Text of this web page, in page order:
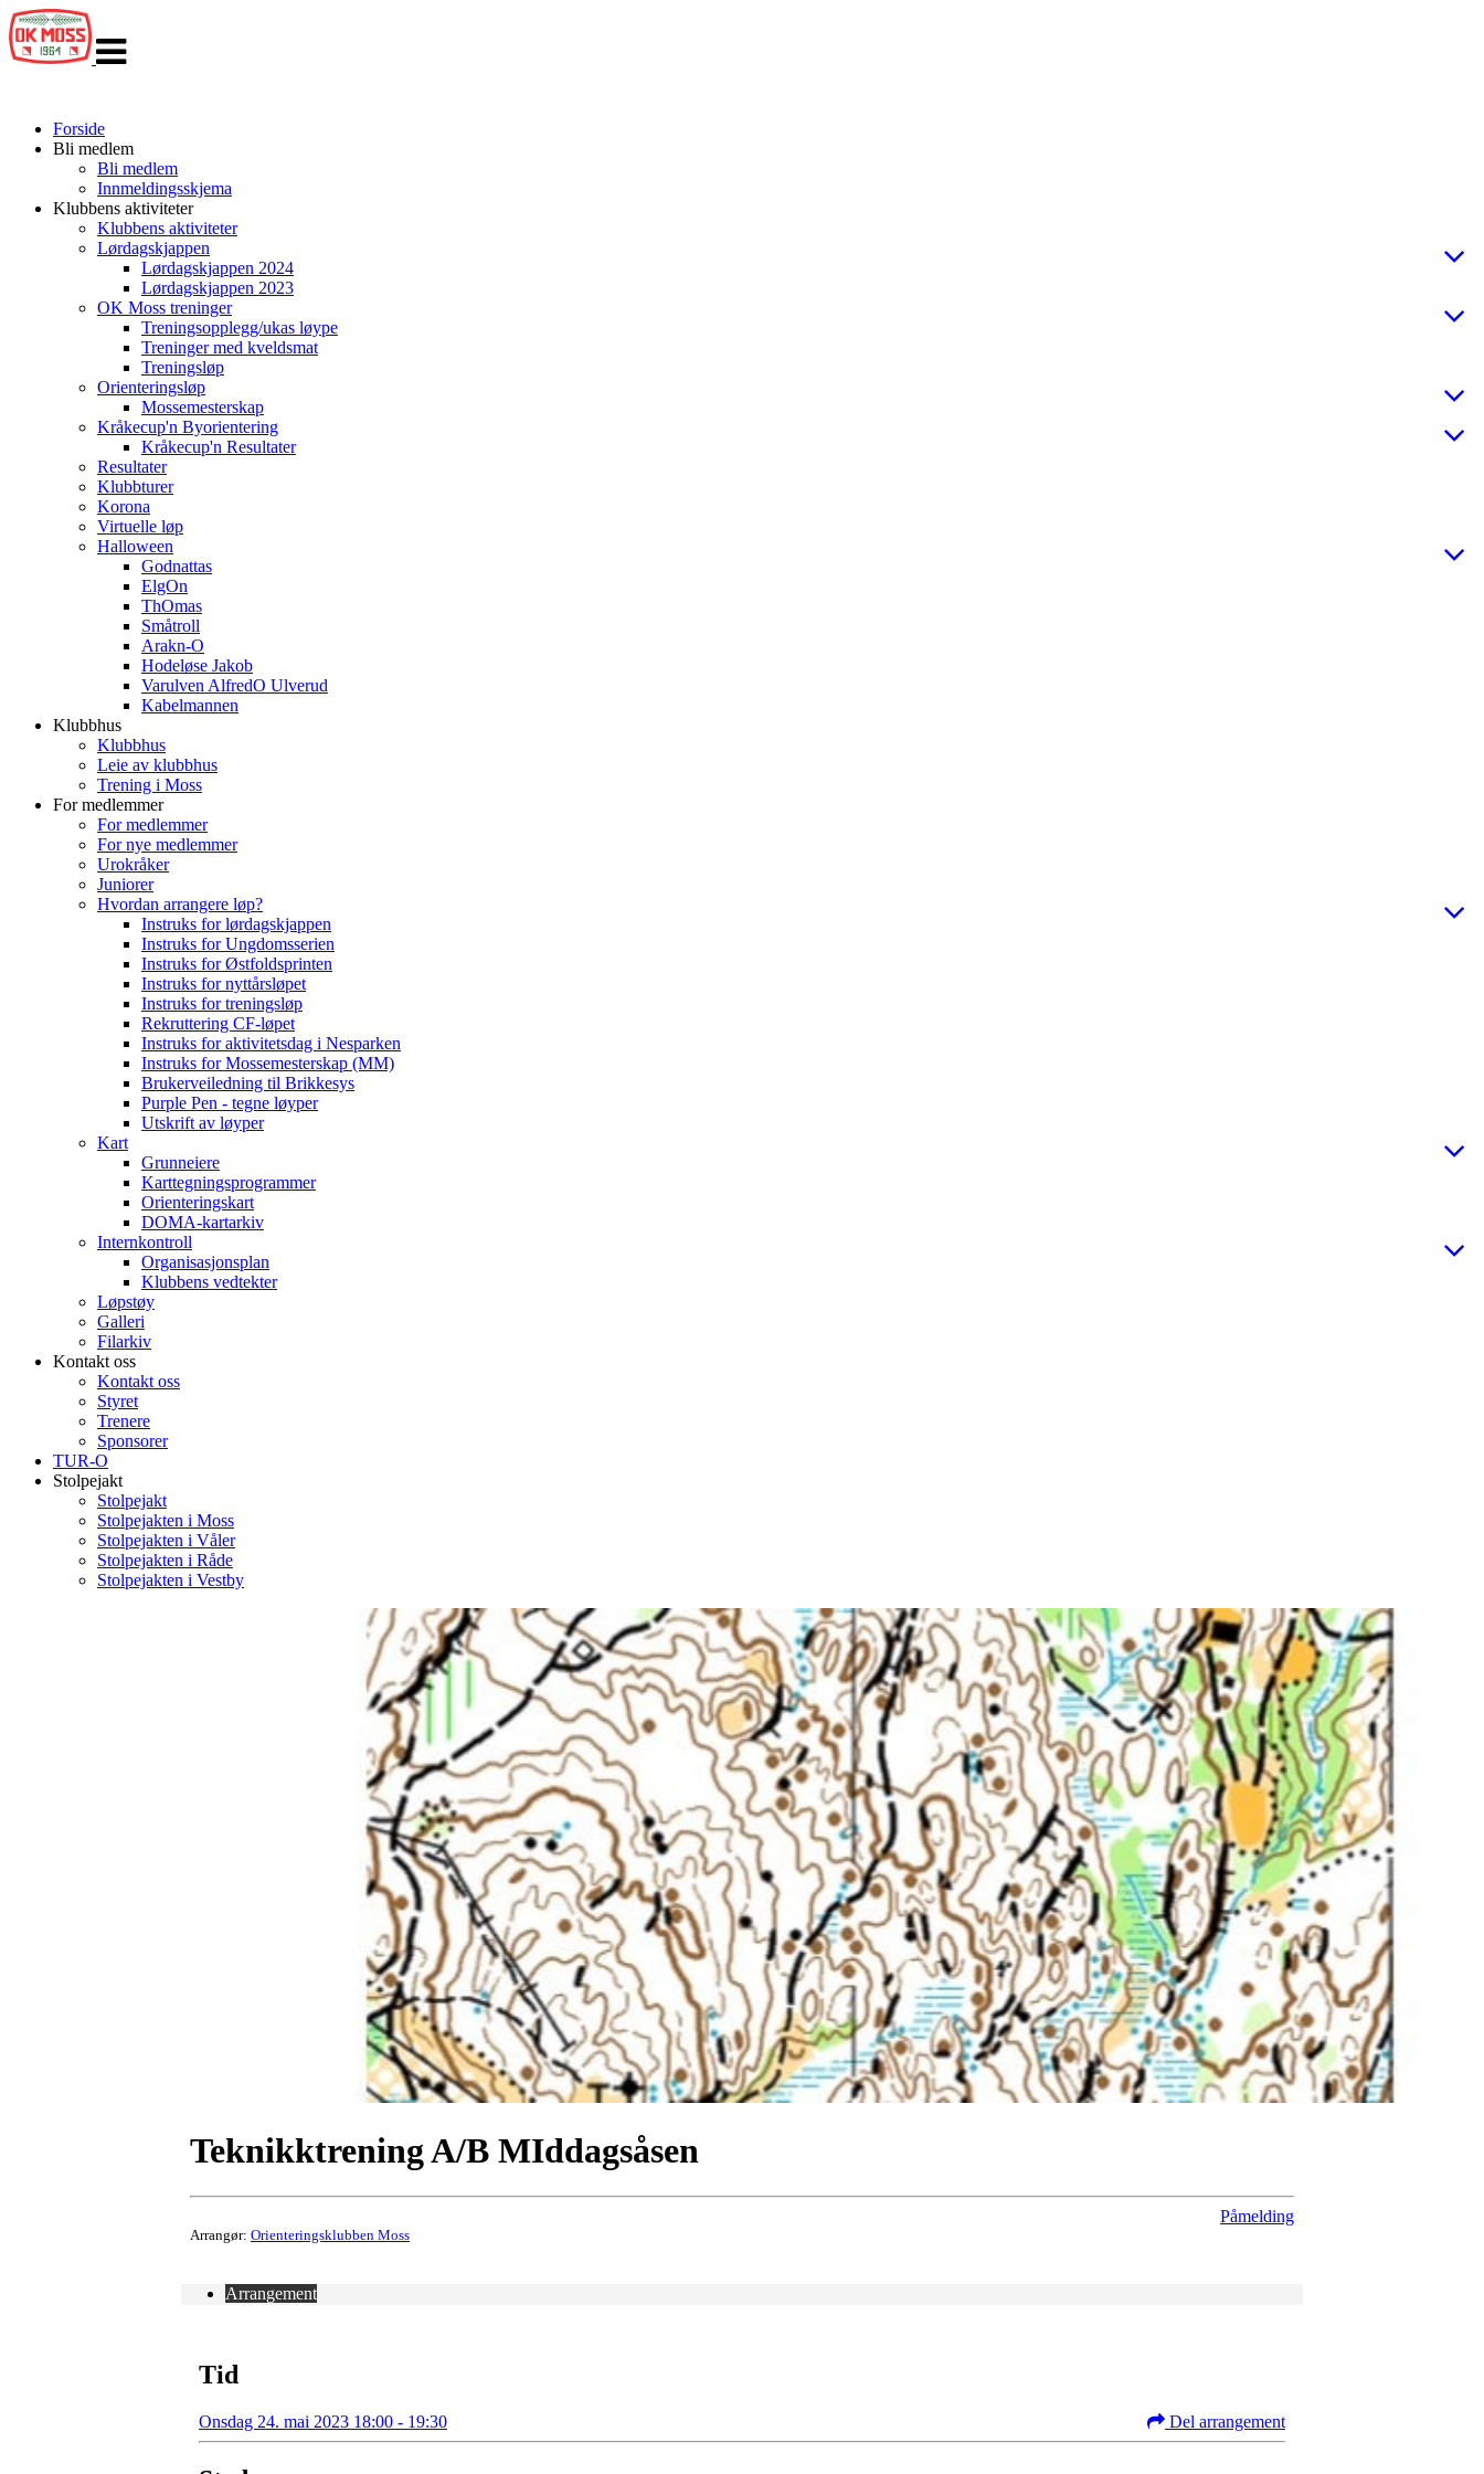
navigasjon
Forside
Bli medlem
Bli medlem
Innmeldingsskjema
Klubbens aktiviteter
Klubbens aktiviteter
Lørdagskjappen
Lørdagskjappen 2024
Lørdagskjappen 2023
OK Moss treninger
Treningsopplegg/ukas løype
Treninger med kveldsmat
Treningsløp
Orienteringsløp
Mossemesterskap
Kråkecup'n Byorientering
Kråkecup'n Resultater
Resultater
Klubbturer
Korona
Virtuelle løp
Halloween
Godnattas
ElgOn
ThOmas
Småtroll
Arakn-O
Hodeløse Jakob
Varulven AlfredO Ulverud
Kabelmannen
Klubbhus
Klubbhus
Leie av klubbhus
Trening i Moss
For medlemmer
For medlemmer
For nye medlemmer
Urokråker
Juniorer
Hvordan arrangere løp?
Instruks for lørdagskjappen
Instruks for Ungdomsserien
Instruks for Østfoldsprinten
Instruks for nyttårsløpet
Instruks for treningsløp
Rekruttering CF-løpet
Instruks for aktivitetsdag i Nesparken
Instruks for Mossemesterskap (MM)
Brukerveiledning til Brikkesys
Purple Pen - tegne løyper
Utskrift av løyper
Kart
Grunneiere
Karttegningsprogrammer
Orienteringskart
DOMA-kartarkiv
Internkontroll
Organisasjonsplan
Klubbens vedtekter
Løpstøy
Galleri
Filarkiv
Kontakt oss
Kontakt oss
Styret
Trenere
Sponsorer
TUR-O
Stolpejakt
Stolpejakt
Stolpejakten i Moss
Stolpejakten i Våler
Stolpejakten i Råde
Stolpejakten i Vestby
Teknikktrening A/B MIddagsåsen
Arrangør: Orienteringsklubben Moss
Påmelding
Arrangement
Tid
Onsdag 24. mai 2023 18:00 - 19:30 Del arrangement